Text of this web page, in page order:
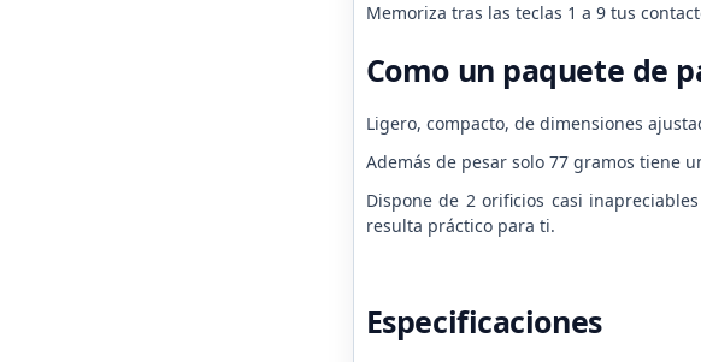
Memoriza tras las teclas 1 a 9 tus
Como un paquete de
Ligero, compacto, de dimensiones
Además de pesar solo 77 gramos tiene
Dispone de 2 orificios casi
resulta práctico para ti.
Especificaciones